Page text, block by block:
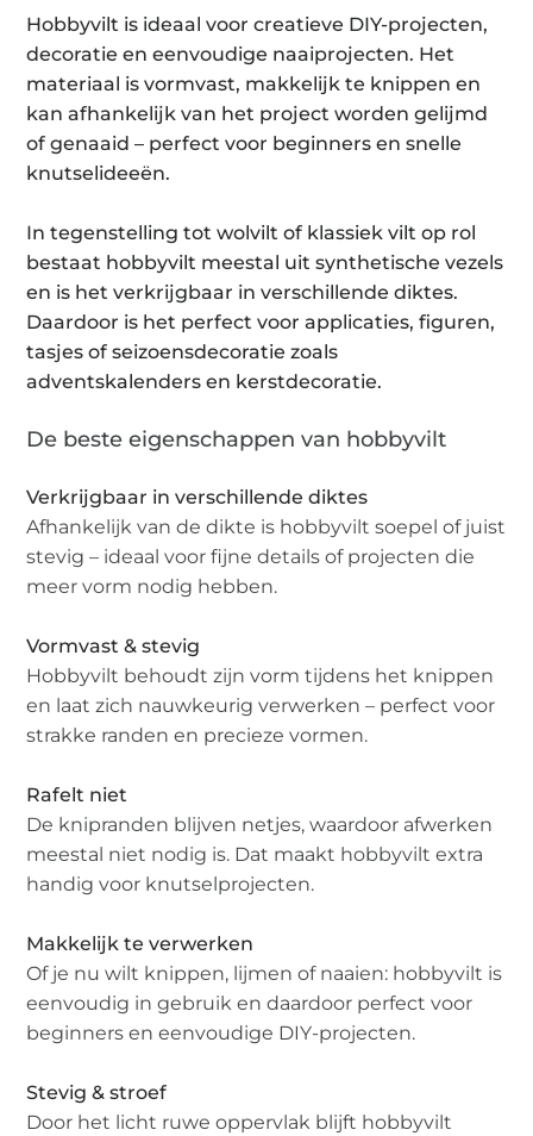
Hobbyvilt is ideaal voor creatieve DIY-projecten,
decoratie en eenvoudige naaiprojecten. Het
materiaal is vormvast, makkelijk te knippen en
kan afhankelijk van het project worden gelijmd
of genaaid – perfect voor beginners en snelle
knutselideeën.
In tegenstelling tot wolvilt of klassiek vilt op rol
bestaat hobbyvilt meestal uit synthetische vezels
en is het verkrijgbaar in verschillende diktes.
Daardoor is het perfect voor applicaties, figuren,
tasjes of seizoensdecoratie zoals
adventskalenders en kerstdecoratie.
De beste eigenschappen van hobbyvilt
Verkrijgbaar in verschillende diktes
Afhankelijk van de dikte is hobbyvilt soepel of juist
stevig – ideaal voor fijne details of projecten die
meer vorm nodig hebben.
Vormvast & stevig
Hobbyvilt behoudt zijn vorm tijdens het knippen
en laat zich nauwkeurig verwerken – perfect voor
strakke randen en precieze vormen.
Rafelt niet
De knipranden blijven netjes, waardoor afwerken
meestal niet nodig is. Dat maakt hobbyvilt extra
handig voor knutselprojecten.
Makkelijk te verwerken
Of je nu wilt knippen, lijmen of naaien: hobbyvilt is
eenvoudig in gebruik en daardoor perfect voor
beginners en eenvoudige DIY-projecten.
Stevig & stroef
Door het licht ruwe oppervlak blijft hobbyvilt